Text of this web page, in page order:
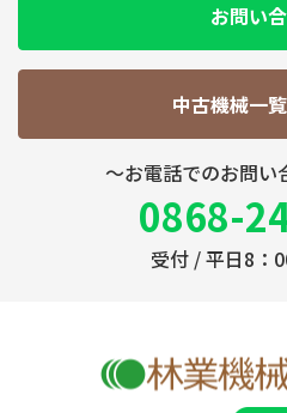
お問い
中古機械一
～お電話でのお問い
0868-
受付 / 平日8：